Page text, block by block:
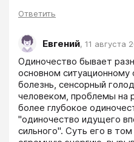
Ответить
Евгений, 11 августа
Одиночество бывает
основном ситуационному
болезнь, сенсорный
человеком, проблемы на
более глубокое
"одиночество идущего
сильного". Суть его в